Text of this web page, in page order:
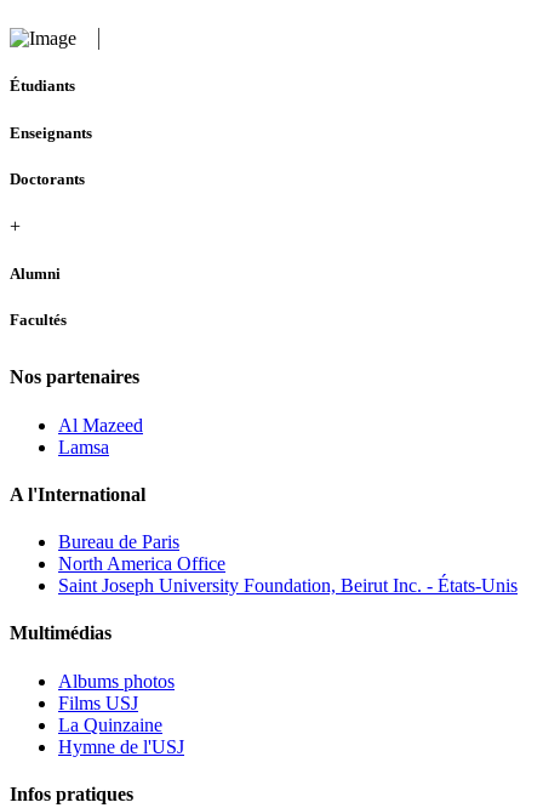
Étudiants
Enseignants
Doctorants
+
Alumni
Facultés
Nos partenaires
Al Mazeed
Lamsa
A l'International
Bureau de Paris
North America Office
Saint Joseph University Foundation, Beirut Inc. - États-Unis
Multimédias
Albums photos
Films USJ
La Quinzaine
Hymne de l'USJ
Infos pratiques